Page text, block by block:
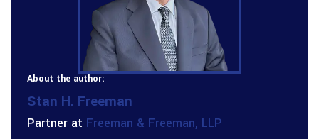
About the author:
Stan H. Freeman
Partner at Freeman & Freeman, LLP